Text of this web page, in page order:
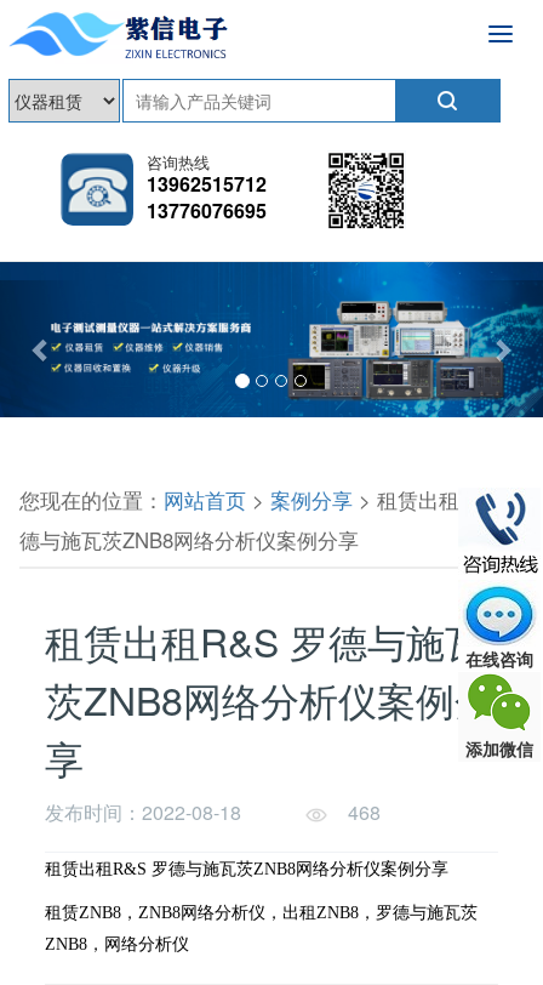
咨询热线
13962515712
13776076695
您现在的位置： 网站首页> 案例分享> 租赁出租R&S 罗
德与施瓦茨ZNB8网络分析仪案例分享
租赁出租R&S 罗德与施瓦
茨ZNB8网络分析仪案例分
享
发布时间：2022-08-18 468
租赁出租R&S 罗德与施瓦茨ZNB8网络分析仪案例分享
租赁ZNB8，ZNB8网络分析仪，出租ZNB8，罗德与施瓦茨
ZNB8，网络分析仪
在线咨询
添加微信